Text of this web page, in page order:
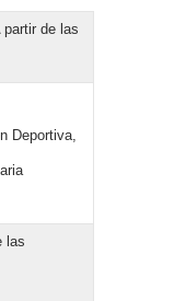
de las
Deportiva,
las